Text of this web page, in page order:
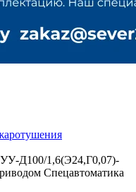
УУ-Д100/1,6(Э24,Г0,07)-
Спецавтоматика